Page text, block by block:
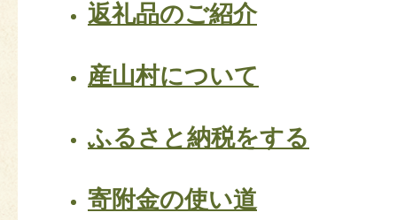
返礼品のご紹介
産山村について
ふるさと納税をする
寄附金の使い道